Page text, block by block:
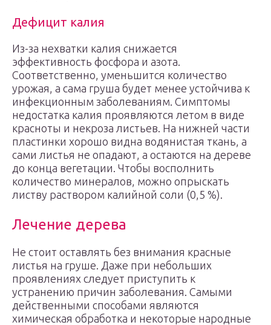
Дефицит калия
Из-за нехватки калия снижается
эффективность фосфора и азота.
Соответственно, уменьшится количество
урожая, а сама груша будет менее устойчива к
инфекционным заболеваниям. Симптомы
недостатка калия проявляются летом в виде
красноты и некроза листьев. На нижней части
пластинки хорошо видна водянистая ткань, а
сами листья не опадают, а остаются на дереве
до конца вегетации. Чтобы восполнить
количество минералов, можно опрыскать
листву раствором калийной соли (0,5 %).
Лечение дерева
Не стоит оставлять без внимания красные
листья на груше. Даже при небольших
проявлениях следует приступить к
устранению причин заболевания. Самыми
действенными способами являются
химическая обработка и некоторые народные